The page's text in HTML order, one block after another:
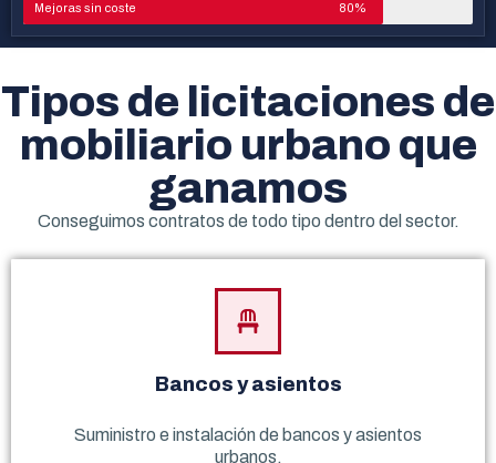
Mejoras sin coste 80%
Tipos de licitaciones de
mobiliario urbano que
ganamos
Conseguimos contratos de todo tipo dentro del sector.
Bancos y asientos
Suministro e instalación de bancos y asientos
urbanos.